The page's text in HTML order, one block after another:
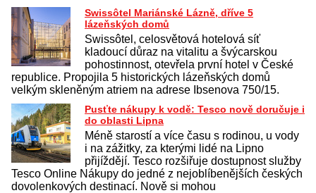
Swissôtel Mariánské Lázně, dříve 5
lázeňských domů
Swissôtel, celosvětová hotelová síť
kladoucí důraz na vitalitu a švýcarskou
pohostinnost, otevřela první hotel v České
republice. Propojila 5 historických lázeňských domů
velkým skleněným atriem na adrese Ibsenova 750/15.
Pusťte nákupy k vodě: Tesco nově doručuje i
do oblasti Lipna
Méně starostí a více času s rodinou, u vody
i na zážitky, za kterými lidé na Lipno
přijíždějí. Tesco rozšiřuje dostupnost služby
Tesco Online Nákupy do jedné z nejoblíbenějších českých
dovolenkových destinací. Nově si mohou